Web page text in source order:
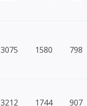
3075 1580 798
3212 1744 907